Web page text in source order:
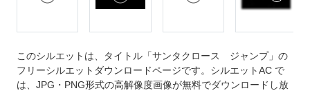
このシルエットは、タイトル「サンタクロース ジャンプ」の
フリーシルエットダウンロードページです。シルエットAC で
は、JPG・PNG形式の高解像度画像が無料でダウンロードし放